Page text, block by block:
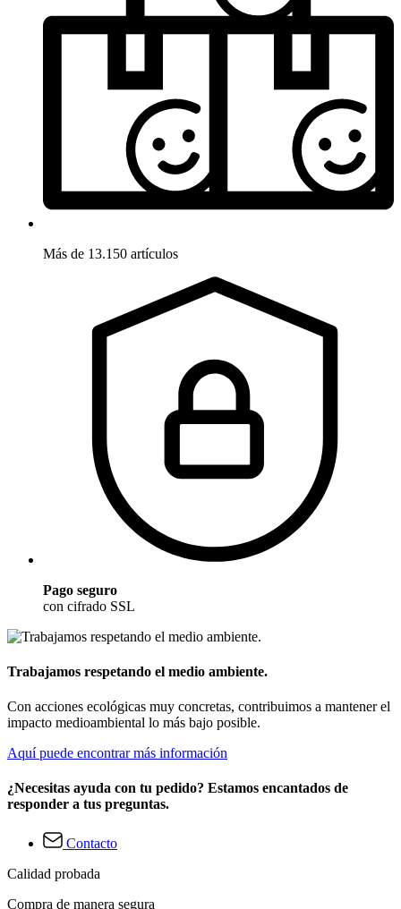
Más de 13.150 artículos
Pago seguro
con cifrado SSL
Trabajamos respetando el medio ambiente.
Con acciones ecológicas muy concretas, contribuimos a mantener el
impacto medioambiental lo más bajo posible.
Aquí puede encontrar más información
¿Necesitas ayuda con tu pedido? Estamos encantados de
responder a tus preguntas.
Contacto
Calidad probada
Compra de manera segura